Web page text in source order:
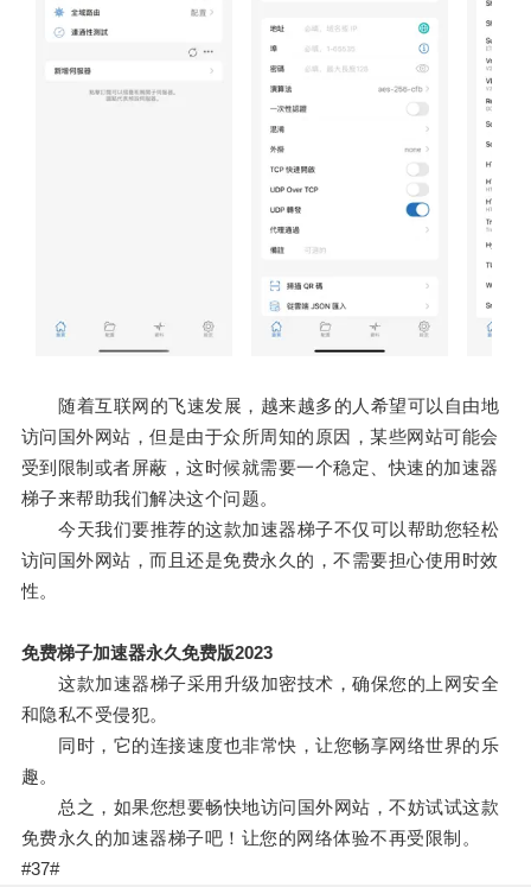
随着互联网的飞速发展，越来越多的人希望可以自由地
访问国外网站，但是由于众所周知的原因，某些网站可能会
受到限制或者屏蔽，这时候就需要一个稳定、快速的加速器
梯子来帮助我们解决这个问题。
今天我们要推荐的这款加速器梯子不仅可以帮助您轻松
访问国外网站，而且还是免费永久的，不需要担心使用时效
性。
免费梯子加速器永久免费版2023
这款加速器梯子采用升级加密技术，确保您的上网安全
和隐私不受侵犯。
同时，它的连接速度也非常快，让您畅享网络世界的乐
趣。
总之，如果您想要畅快地访问国外网站，不妨试试这款
免费永久的加速器梯子吧！让您的网络体验不再受限制。
#37#